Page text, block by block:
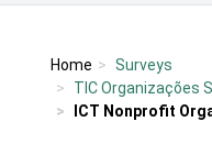
Home
Surveys
TIC Organizações
ICT Nonprofit